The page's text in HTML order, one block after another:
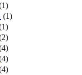
(1)